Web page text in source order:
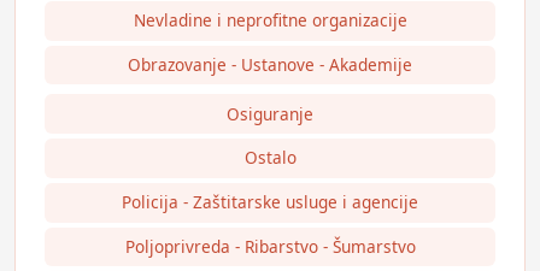
Nevladine i neprofitne organizacije
Obrazovanje - Ustanove - Akademije
Osiguranje
Ostalo
Policija - Zaštitarske usluge i agencije
Poljoprivreda - Ribarstvo - Šumarstvo